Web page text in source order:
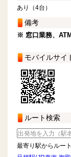
あり（4台）
備考
※ 窓口業務、
モバイルサイ
ルート検索
最寄り駅からルー